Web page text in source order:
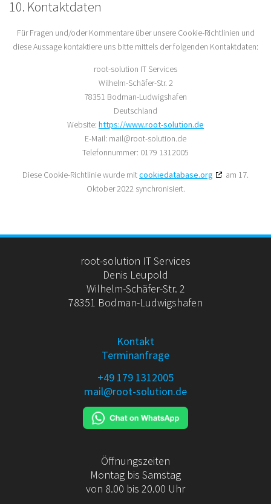
10. Kontaktdaten
Für Fragen und/oder Kommentare über unsere Cookie-Richtlinien und
diese Aussage kontaktiere uns bitte mittels der folgenden Kontaktdaten:
root-solution IT Services
Wilhelm-Schäfer-Str. 2
78351 Bodman-Ludwigshafen
Deutschland
Website: https://www.root-solution.de
E-Mail: mail@root-solution.de
Telefonnummer: 0179 1312005
Diese Cookie-Richtlinie wurde mitcookiedatabase.org
am 17.
Oktober 2022 synchronisiert.
root-solution IT Services
Denis Leupold
Wilhelm-Schäfer-Str. 2
78351 Bodman-Ludwigshafen
Kontakt
Terminanfrage
+49 179 1312005
mail@root-solution.de
Öffnungszeiten
Montag bis Samstag
von 8.00 bis 20.00 Uhr